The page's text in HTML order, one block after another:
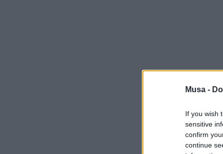
Musa -
If you wish
sensitive
confirm
continue